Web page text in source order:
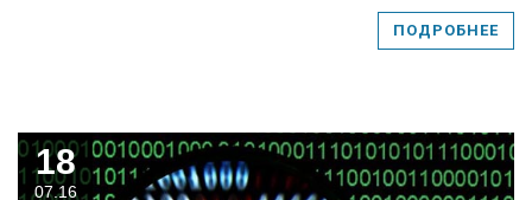
ПОДРОБНЕЕ
18
07.16